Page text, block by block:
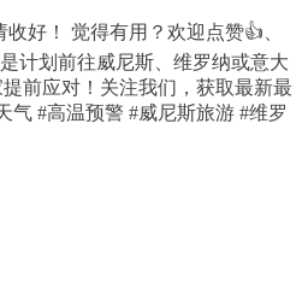
好！ 觉得有用？欢迎点赞👍、
计划前往威尼斯、维罗纳或意大
前应对！关注我们，获取最新最
气 #高温预警 #威尼斯旅游 #维罗